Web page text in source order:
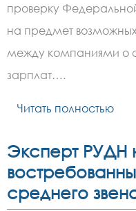
проверку
на предмет
между компаниями о
зарплат….
Читать полностью
Эксперт РУДН
среднего